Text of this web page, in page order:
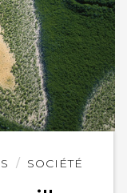
SOCIÉTÉ